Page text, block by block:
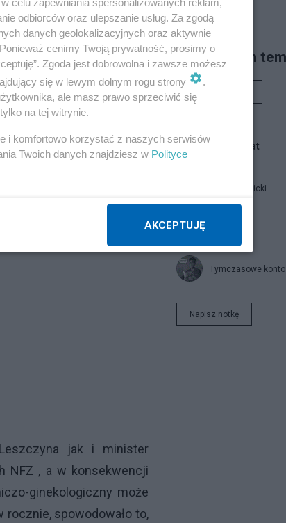
pozostaje tylko długa
jak i minister
NFZ , a w konsekwencji
ginekologiczny może
spowodowało to,
Piszą na ten
Blogi na ten temat
Jan Filip Libicki
Tymczasowe
Napisz notkę
odbiorców oraz ulepszanie usług. Za zgodą
danych geolokalizacyjnych oraz aktywnie
cenimy Twoją prywatność, prosimy o
Zgoda jest dobrowolna i zawsze możesz
się w lewym dolnym rogu strony
.
ale masz prawo sprzeciwić się
na tej witrynie.
i komfortowo korzystać z naszych serwisów
Twoich danych znajdziesz w Polityce
AKCEPTUJĘ